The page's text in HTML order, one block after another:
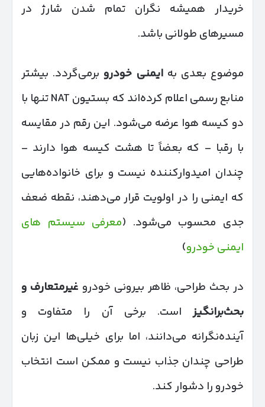
خریدار همیشه نگران تمام شدن شارژ در
مسیرهای طولانی باشد.
موضوع بعدی بهایمنی خودروبرمی‌گردد. بیشتر
منابع رسمی اعلام کرده‌اند که بستیون NAT تنها با
دو کیسه هوا عرضه می‌شود. این رقم در مقایسه
با رقبا – که بعضاً تا هشت کیسه هوا دارند –
چندان امیدوارکننده نیست و برای خانواده‌هایی
که ایمنی را در اولویت قرار می‌دهند، نقطه ضعف
جدی محسوب می‌شود. (معرفی سیستم های
ایمنی خودرو)
در بحث طراحی، ظاهر بیرونی خودرو غیرمتعارف و
بحث‌برانگیزاست. برخی آن را متفاوت و
آینده‌نگرانه می‌دانند، اما برای خیلی‌ها این زبان
طراحی چندان جذاب نیست و ممکن است انتخاب
خودرو را دشوار کند.